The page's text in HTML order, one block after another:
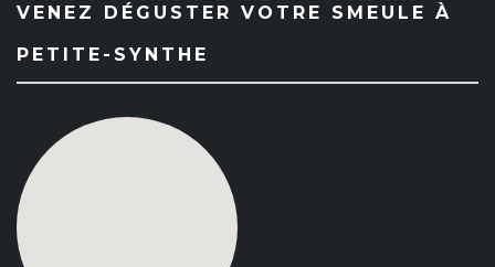
VENEZ DÉGUSTER VOTRE SMEULE À
PETITE-SYNTHE